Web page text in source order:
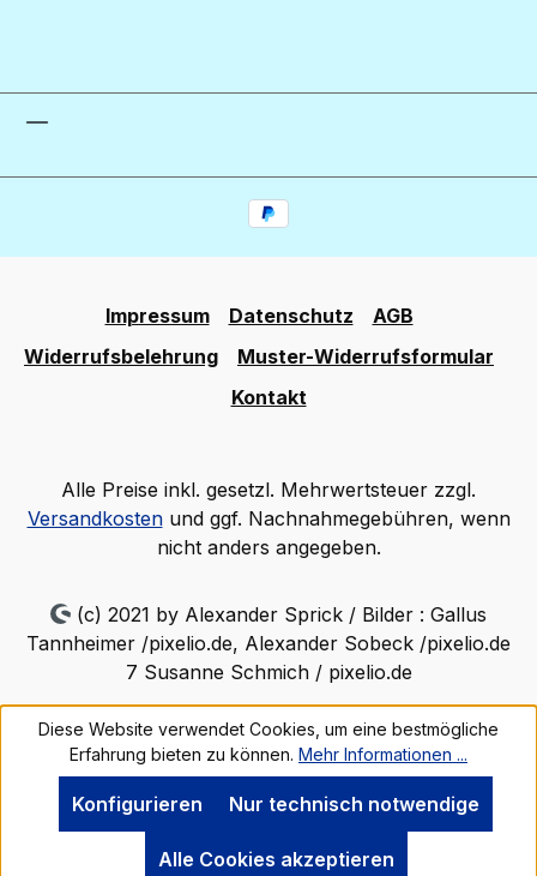
Impressum Datenschutz
AGB
Widerrufsbelehrung
Muster-Widerrufsformular
Kontakt
Alle Preise inkl. gesetzl. Mehrwertsteuer zzgl.
Versandkostenund ggf. Nachnahmegebühren, wenn
nicht anders angegeben.
(c) 2021 by Alexander Sprick / Bilder : Gallus
Tannheimer /pixelio.de, Alexander Sobeck /pixelio.de
7 Susanne Schmich / pixelio.de
Diese Website verwendet Cookies, um eine bestmögliche
Erfahrung bieten zu können. Mehr Informationen ...
Nur technisch notwendige
Konfigurieren
Alle Cookies akzeptieren